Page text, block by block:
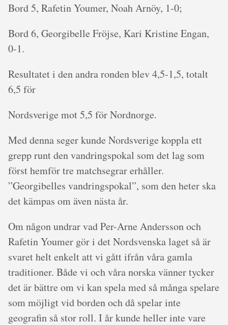
Bord 5, Rafetin Youmer, Noah Arnöy, 1-0;
Bord 6, Georgibelle Fröjse, Kari Kristine Engan,
0-1.
Resultatet i den andra ronden blev 4,5-1,5, totalt
6,5 för
Nordsverige mot 5,5 för Nordnorge.
Med denna seger kunde Nordsverige koppla ett
grepp runt den vandringspokal som det lag som
först hemför tre matchsegrar erhåller.
”Georgibelles vandringspokal”, som den heter ska
det kämpas om även nästa år.
Om någon undrar vad Per-Arne Andersson och
Rafetin Youmer gör i det Nordsvenska laget så är
svaret helt enkelt att vi gått ifrån våra gamla
traditioner. Både vi och våra norska vänner tycker
det är bättre om vi kan spela med så många spelare
som möjligt vid borden och då spelar inte
geografin så stor roll. I år kunde heller inte vare